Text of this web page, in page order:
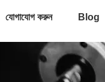
যোগাযোগ করুন Blog